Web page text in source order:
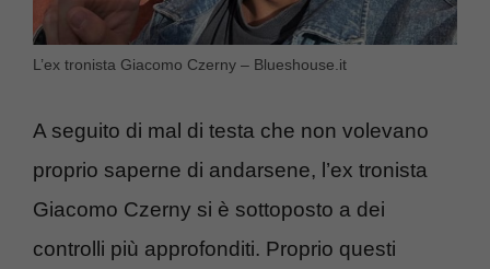
L’ex tronista Giacomo Czerny – Blueshouse.it
A seguito di mal di testa che non volevano
proprio saperne di andarsene, l’ex tronista
Giacomo Czerny si è sottoposto a dei
controlli più approfonditi. Proprio questi